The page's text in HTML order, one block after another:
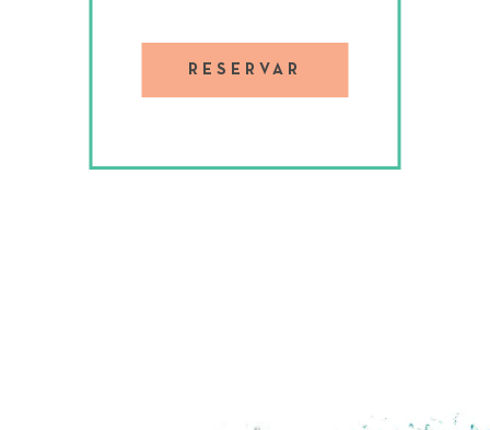
estar registrados en la reserva de la
RESERVAR